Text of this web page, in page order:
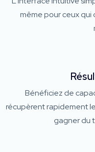
même pour ceux
Bénéficiez de
récupèrent rapidement
gagner du